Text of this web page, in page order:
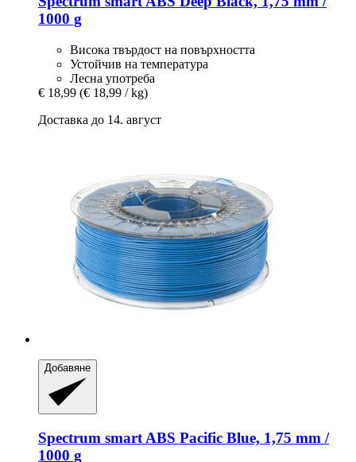
1000 g
Висока твърдост на повърхността
Устойчив на температура
Лесна употреба
€ 18,99 (€ 18,99 / kg)
Доставка до 14. август
Добавяне
Spectrum smart ABS Pacific Blue, 1,75 mm /
1000 g